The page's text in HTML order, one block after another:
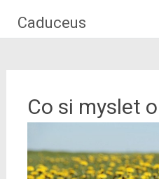
Caduceus
Co si myslet